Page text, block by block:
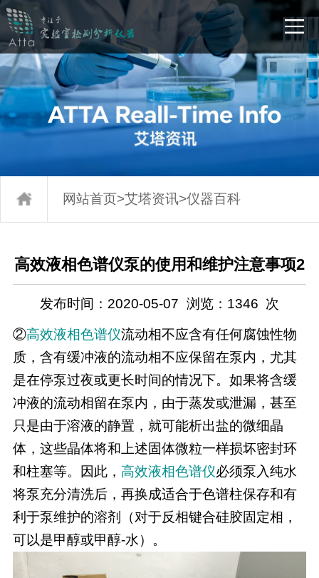
网站首页>艾塔资讯>仪器百科
高效液相色谱仪泵的使用和维护注意事项2
发布时间：2020-05-07 浏览： 1346 次
②高效液相色谱仪流动相不应含有任何腐蚀性物
质，含有缓冲液的流动相不应保留在泵内，尤其
是在停泵过夜或更长时间的情况下。如果将含缓
冲液的流动相留在泵内，由于蒸发或泄漏，甚至
只是由于溶液的静置，就可能析出盐的微细晶
体，这些晶体将和上述固体微粒一样损坏密封环
和柱塞等。因此， 高效液相色谱仪必须泵入纯水
将泵充分清洗后，再换成适合于色谱柱保存和有
利于泵维护的溶剂（对于反相键合硅胶固定相，
可以是甲醇或甲醇-水）。